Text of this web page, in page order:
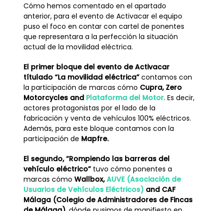
Cómo hemos comentado en el apartado
anterior, para el evento de Activacar el equipo
puso el foco en contar con cartel de ponentes
que representara a la perfección la situación
actual de la movilidad eléctrica.
El primer bloque del evento de Activacar
títulado “La movilidad eléctrica”contamos con
la participación de marcas cómo Cupra, Zero
Motorcyclesand Plataforma del Motor. Es decir,
actores protagonistas por el lado de la
fabricación y venta de vehículos 100% eléctricos.
Además, para este bloque contamos con la
participación de Mapfre.
El segundo, “Rompiendo las barreras del
vehículo eléctrico”tuvo cómo ponentes a
marcas cómo Wallbox,AUVE (Asociación de
Usuarios de Vehículos Eléctricos)and CAF
Málaga (Colegio de Administradores de Fincas